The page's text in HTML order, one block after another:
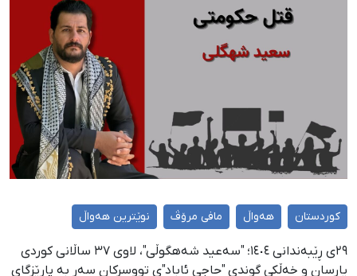
کوردستان هەواڵ مافی مرۆڤ نوێترین هەواڵ
٢٩ی ڕێبەندانی ١٤٠٤؛ "سەعید شەهگوڵی"، لاوی ٣٧ ساڵانی کوردی
یارسان و خەڵکی گوندی "حاجی ئاباد"ی تووسرکان سەر بە پارێزگای